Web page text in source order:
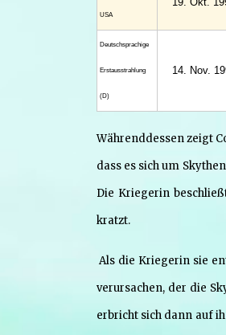
USA
Deutsch­sprachige
Erstaus­strahlung
(D)
14. Nov.
Währenddessen zeigt
dass es sich um
Die Kriegerin
kratzt.
Als die Kriegerin sie
verursachen, der die
erbricht sich dann auf